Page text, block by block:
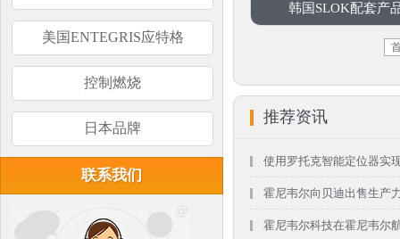
美国ENTEGRIS应特格
控制燃烧
日本品牌
联系我们
韩国SLOK配套产
推荐资讯
使用罗托克智能定位器实
霍尼韦尔向贝迪出售生产
霍尼韦尔科技在霍尼韦尔